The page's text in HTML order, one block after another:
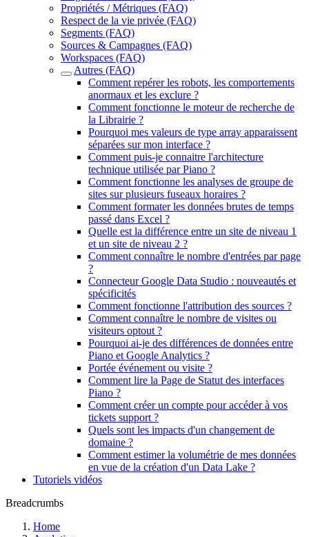
Propriétés / Métriques (FAQ)
Respect de la vie privée (FAQ)
Segments (FAQ)
Sources & Campagnes (FAQ)
Workspaces (FAQ)
Autres (FAQ)
Comment repérer les robots, les comportements
anormaux et les exclure ?
Comment fonctionne le moteur de recherche de
la Librairie ?
Pourquoi mes valeurs de type array apparaissent
séparées sur mon interface ?
Comment puis-je connaitre l'architecture
technique utilisée par Piano ?
Comment fonctionne les analyses de groupe de
sites sur plusieurs fuseaux horaires ?
Comment formater les données brutes de temps
passé dans Excel ?
Quelle est la différence entre un site de niveau 1
et un site de niveau 2 ?
Comment connaître le nombre d'entrées par page
?
Connecteur Google Data Studio : nouveautés et
spécificités
Comment fonctionne l'attribution des sources ?
Comment connaître le nombre de visites ou
visiteurs optout ?
Pourquoi ai-je des différences de données entre
Piano et Google Analytics ?
Portée événement ou visite ?
Comment lire la Page de Statut des interfaces
Piano ?
Comment créer un compte pour accéder à vos
tickets support ?
Quels sont les impacts d'un changement de
domaine ?
Comment estimer la volumétrie de mes données
en vue de la création d'un Data Lake ?
Tutoriels vidéos
Breadcrumbs
Home